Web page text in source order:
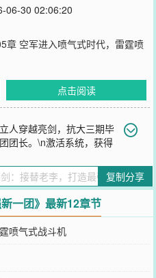
06-30 02:06:20
章 空军进入喷气式时代，雷霆喷
点击阅读
人穿越亮剑，抗大三期毕
团长。\n激活系统，获得
克重炮，动辄漫天炮火覆盖，比
瑟瑟发抖，直呼：“妈妈，我要回
最强新一团》还不错的话请不要
推荐哦！
复制分享
一团》最新12章节
喷气式战斗机